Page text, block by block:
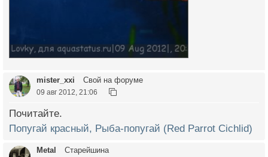
mister_xxi Свой на форуме
09 авг 2012, 21:06
Почитайте.
Попугай красный, Рыба-попугай (Red Parrot Cichlid)
Metal Старейшина